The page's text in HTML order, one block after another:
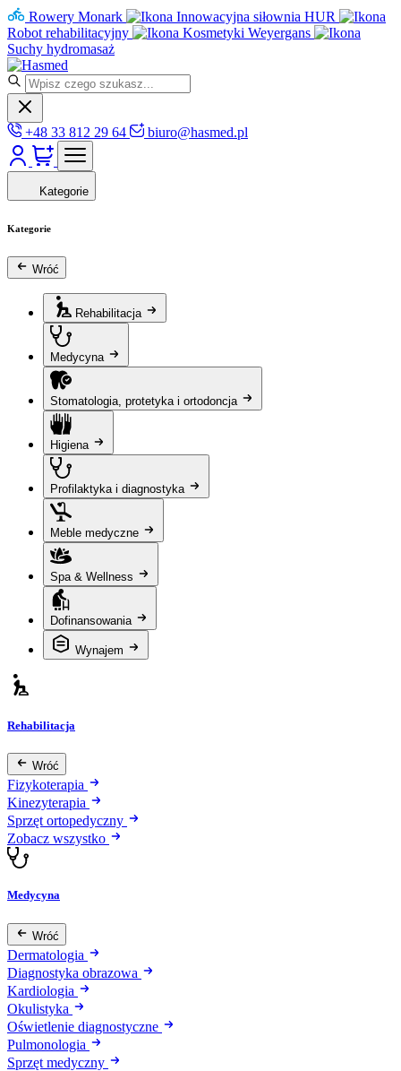
Rowery Monark
Innowacyjna siłownia HUR
Robot rehabilitacyjny
Kosmetyki Weyergans
Suchy hydromasaż
+48 33 812 29 64 biuro@hasmed.pl
Kategorie
Kategorie
Wróć
Rehabilitacja
Medycyna
Stomatologia, protetyka i ortodoncja
Higiena
Profilaktyka i diagnostyka
Meble medyczne
Spa & Wellness
Dofinansowania
Wynajem
Rehabilitacja
Wróć
Fizykoterapia
Kinezyterapia
Sprzęt ortopedyczny
Zobacz wszystko
Medycyna
Wróć
Dermatologia
Diagnostyka obrazowa
Kardiologia
Okulistyka
Oświetlenie diagnostyczne
Pulmonologia
Sprzęt medyczny